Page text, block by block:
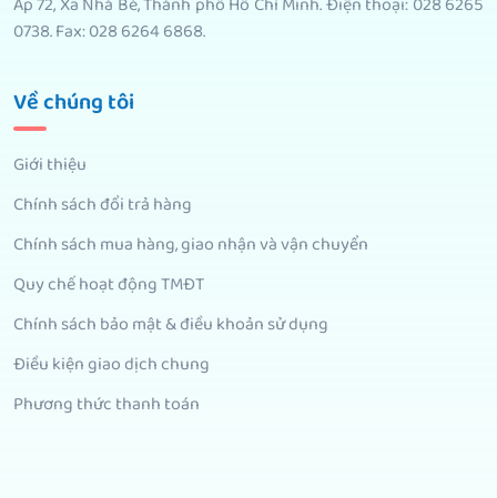
0738. Fax: 028 6264 6868.
Về chúng tôi
Giới thiệu
Chính sách đổi trả hàng
Chính sách mua hàng, giao nhận và vận chuyển
Quy chế hoạt động TMĐT
Chính sách bảo mật & điều khoản sử dụng
Điều kiện giao dịch chung
Phương thức thanh toán